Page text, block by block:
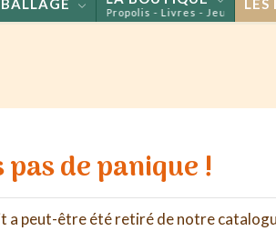
- Confiseries - Propolis - Livres - Jeux
LES
de panique !
a peut-être été retiré de notre